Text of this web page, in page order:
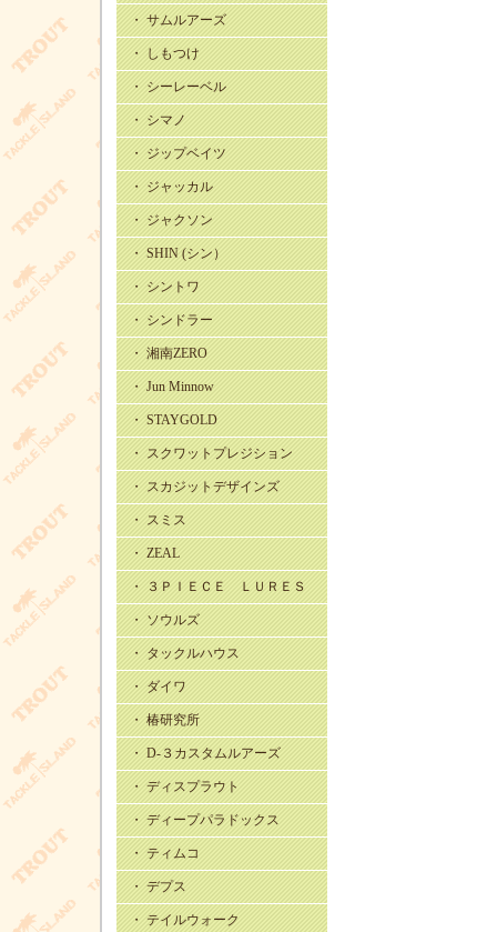
・ サムルアーズ
・ しもつけ
・ シーレーベル
・ シマノ
・ ジップベイツ
・ ジャッカル
・ ジャクソン
・ SHIN (シン）
・ シントワ
・ シンドラー
・ 湘南ZERO
・ Jun Minnow
・ STAYGOLD
・ スクワットプレジション
・ スカジットデザインズ
・ スミス
・ ZEAL
・ ３ＰＩＥＣＥ ＬＵＲＥＳ
・ ソウルズ
・ タックルハウス
・ ダイワ
・ 椿研究所
・ D-３カスタムルアーズ
・ ディスプラウト
・ ディープパラドックス
・ ティムコ
・ デプス
・ テイルウォーク